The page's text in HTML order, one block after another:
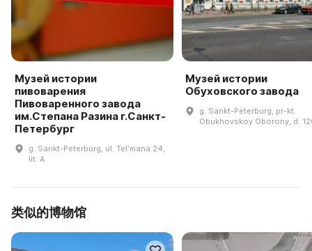
Музей истории
пивоварения
Пивоваренного завода
им.Степана Разина г.Санкт-
Петербург
g. Sankt-Peterburg, ul. Telʹmana 24,
lit. A
Музей истории
Обуховского завода
g. Sankt-Peterburg, pr-kt.
Obukhovskoy Oborony, d.
类似的博物馆